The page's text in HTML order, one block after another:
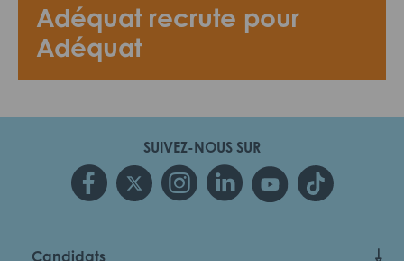
Adéquat recrute pour
Adéquat
SUIVEZ-NOUS SUR
Candidats